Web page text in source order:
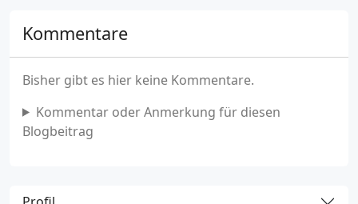
Kommentare
Bisher gibt es hier keine Kommentare.
Kommentar oder Anmerkung für diesen
Blogbeitrag